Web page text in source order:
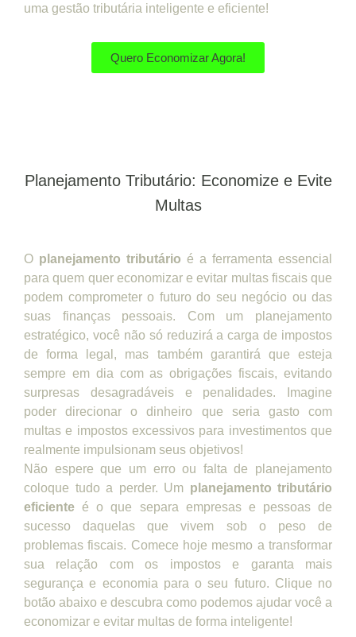
uma gestão tributária inteligente e eficiente!
Quero Economizar Agora!
Planejamento Tributário: Economize e Evite
Multas
O planejamento tributário é a ferramenta essencial
para quem quer economizar e evitar multas fiscais que
podem comprometer o futuro do seu negócio ou das
suas finanças pessoais. Com um planejamento
estratégico, você não só reduzirá a carga de impostos
de forma legal, mas também garantirá que esteja
sempre em dia com as obrigações fiscais, evitando
surpresas desagradáveis e penalidades. Imagine
poder direcionar o dinheiro que seria gasto com
multas e impostos excessivos para investimentos que
realmente impulsionam seus objetivos!
Não espere que um erro ou falta de planejamento
coloque tudo a perder. Um planejamento tributário
eficiente é o que separa empresas e pessoas de
sucesso daquelas que vivem sob o peso de
problemas fiscais. Comece hoje mesmo a transformar
sua relação com os impostos e garanta mais
segurança e economia para o seu futuro. Clique no
botão abaixo e descubra como podemos ajudar você a
economizar e evitar multas de forma inteligente!